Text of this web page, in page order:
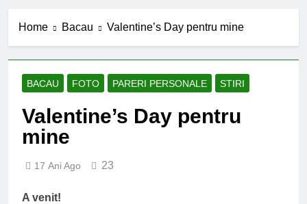
9 Luni Ago
Mesajul meu de început de
an școlar: fără fondul clasei,
fără fondul școlii
Proiect depus pentru tinerii
și organizațiile din Bacău
2 Ani Ago
Harta și programul
Home Bacau Valentine’s Day pentru mine
BACAU FOTO PARERI PERSONALE STIRI
Valentine’s Day pentru
mine
17 Ani Ago 23
A venit!